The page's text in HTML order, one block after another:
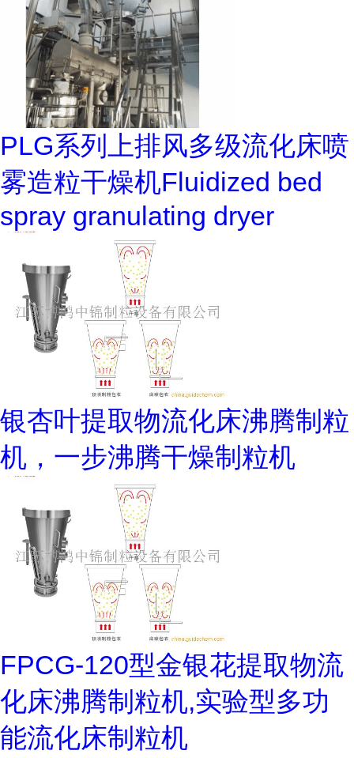
PLG系列上排风多级流化床喷
雾造粒干燥机Fluidized bed
spray granulating dryer
银杏叶提取物流化床沸腾制粒
机，一步沸腾干燥制粒机
FPCG-120型金银花提取物流
化床沸腾制粒机,实验型多功
能流化床制粒机